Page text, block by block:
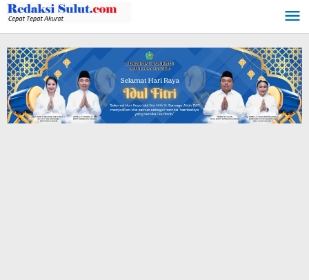
Lewati
ke
konten